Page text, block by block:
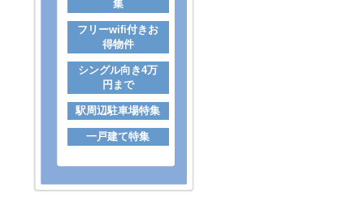
集
フリーwifi付きお
得物件
シングル向き4万
円まで
駅周辺駐車場特集
一戸建て特集